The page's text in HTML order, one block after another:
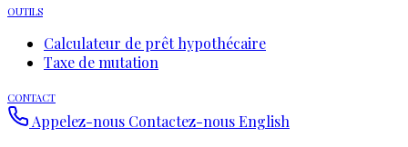
OUTILS
Calculateur de prêt hypothécaire
Taxe de mutation
CONTACT
Appelez-nous Contactez-nousEnglish